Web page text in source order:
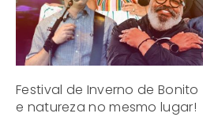
Festival de Inverno de
e natureza no mesmo lugar!